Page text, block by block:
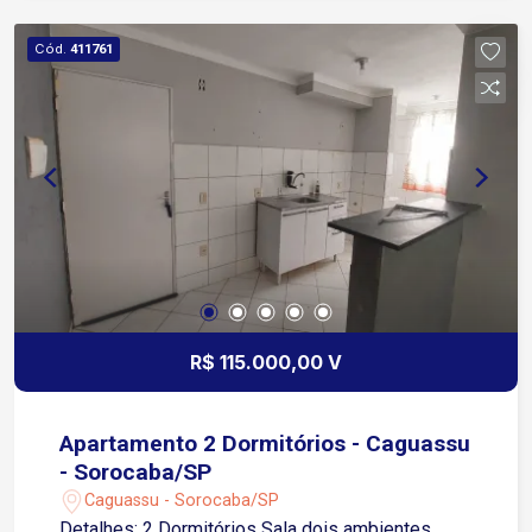
Cód. 411761
R$ 115.000,00 V
Apartamento 2 Dormitórios - Caguassu
- Sorocaba/SP
Caguassu - Sorocaba/SP